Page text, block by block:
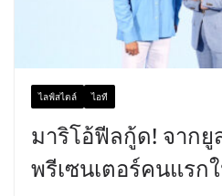
ไลฟ์สไตล์ ไอที
มาริโอ้ฟีลกู้ด! จากยู
พรีเซนเตอร์คนแรก